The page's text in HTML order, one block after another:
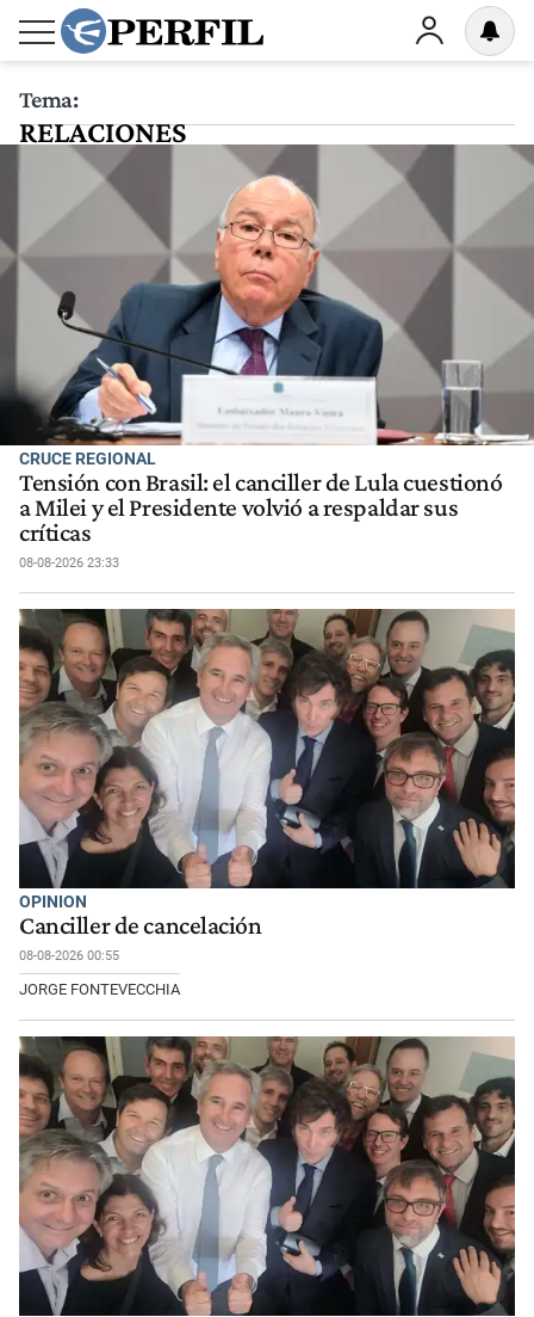
Tema:
RELACIONES
CRUCE REGIONAL
Tensión con Brasil: el canciller de Lula cuestionó
a Milei y el Presidente volvió a respaldar sus
críticas
08-08-2026 23:33
OPINION
Canciller de cancelación
08-08-2026 00:55
JORGE FONTEVECCHIA